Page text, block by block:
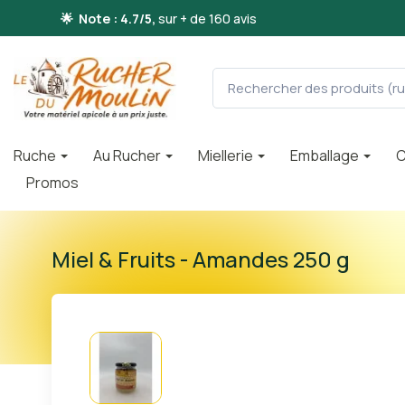
🌟 Note : 4.7/5, sur + de 160 avis
Ruche Au Rucher Miellerie Emballage
Promos
Miel & Fruits - Amandes 250 g